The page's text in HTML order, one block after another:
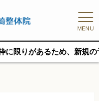
MENU
るため、新規の予約をご